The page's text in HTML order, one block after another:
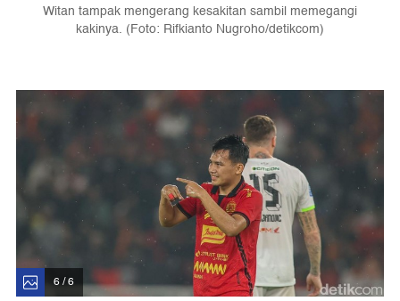
Witan tampak mengerang kesakitan sambil memegangi
kakinya. (Foto: Rifkianto Nugroho/detikcom)
6 / 6